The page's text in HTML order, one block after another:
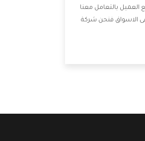
بالتعامل معنا
الاسواق فنحن شركة
تكون منها خدمة